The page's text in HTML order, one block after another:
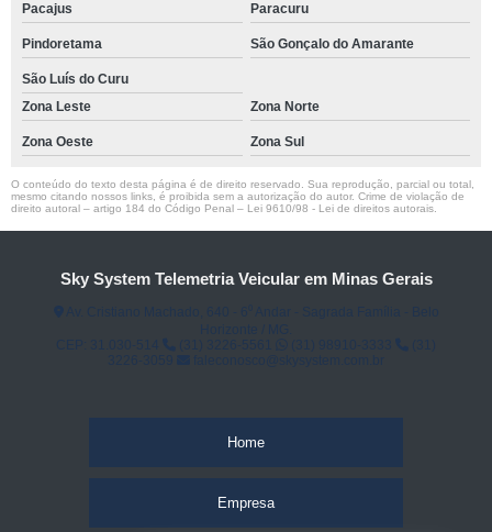
Pacajus Paracuru
Pindoretama São Gonçalo do Amarante
São Luís do Curu
Zona Leste
Zona Norte
Zona Oeste Zona Sul
O conteúdo do texto desta página é de direito reservado. Sua reprodução, parcial ou total,
mesmo citando nossos links, é proibida sem a autorização do autor. Crime de violação de
direito autoral – artigo 184 do Código Penal – Lei 9610/98 - Lei de direitos autorais
Sky System Telemetria Veicular em Minas Gerais
Home
Empresa